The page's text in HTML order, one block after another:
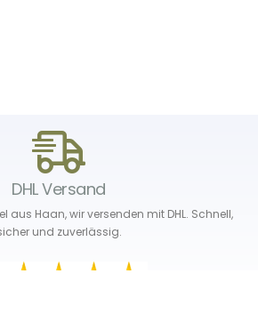
DHL Versand
aus Haan, wir versenden mit DHL. Schnell,
und zuverlässig.